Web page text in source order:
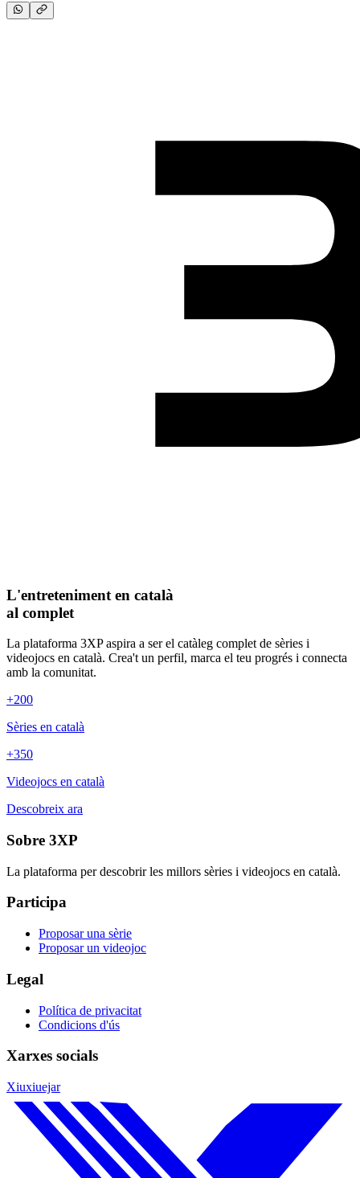
L'entreteniment en català
al complet
La plataforma 3XP aspira a ser el catàleg complet de sèries i
videojocs en català. Crea't un perfil, marca el teu progrés i connecta
amb la comunitat.
+200
Sèries en català
+350
Videojocs en català
Descobreix ara
Sobre 3XP
La plataforma per descobrir les millors sèries i videojocs en català.
Participa
Proposar una sèrie
Proposar un videojoc
Legal
Política de privacitat
Condicions d'ús
Xarxes socials
Xiuxiuejar